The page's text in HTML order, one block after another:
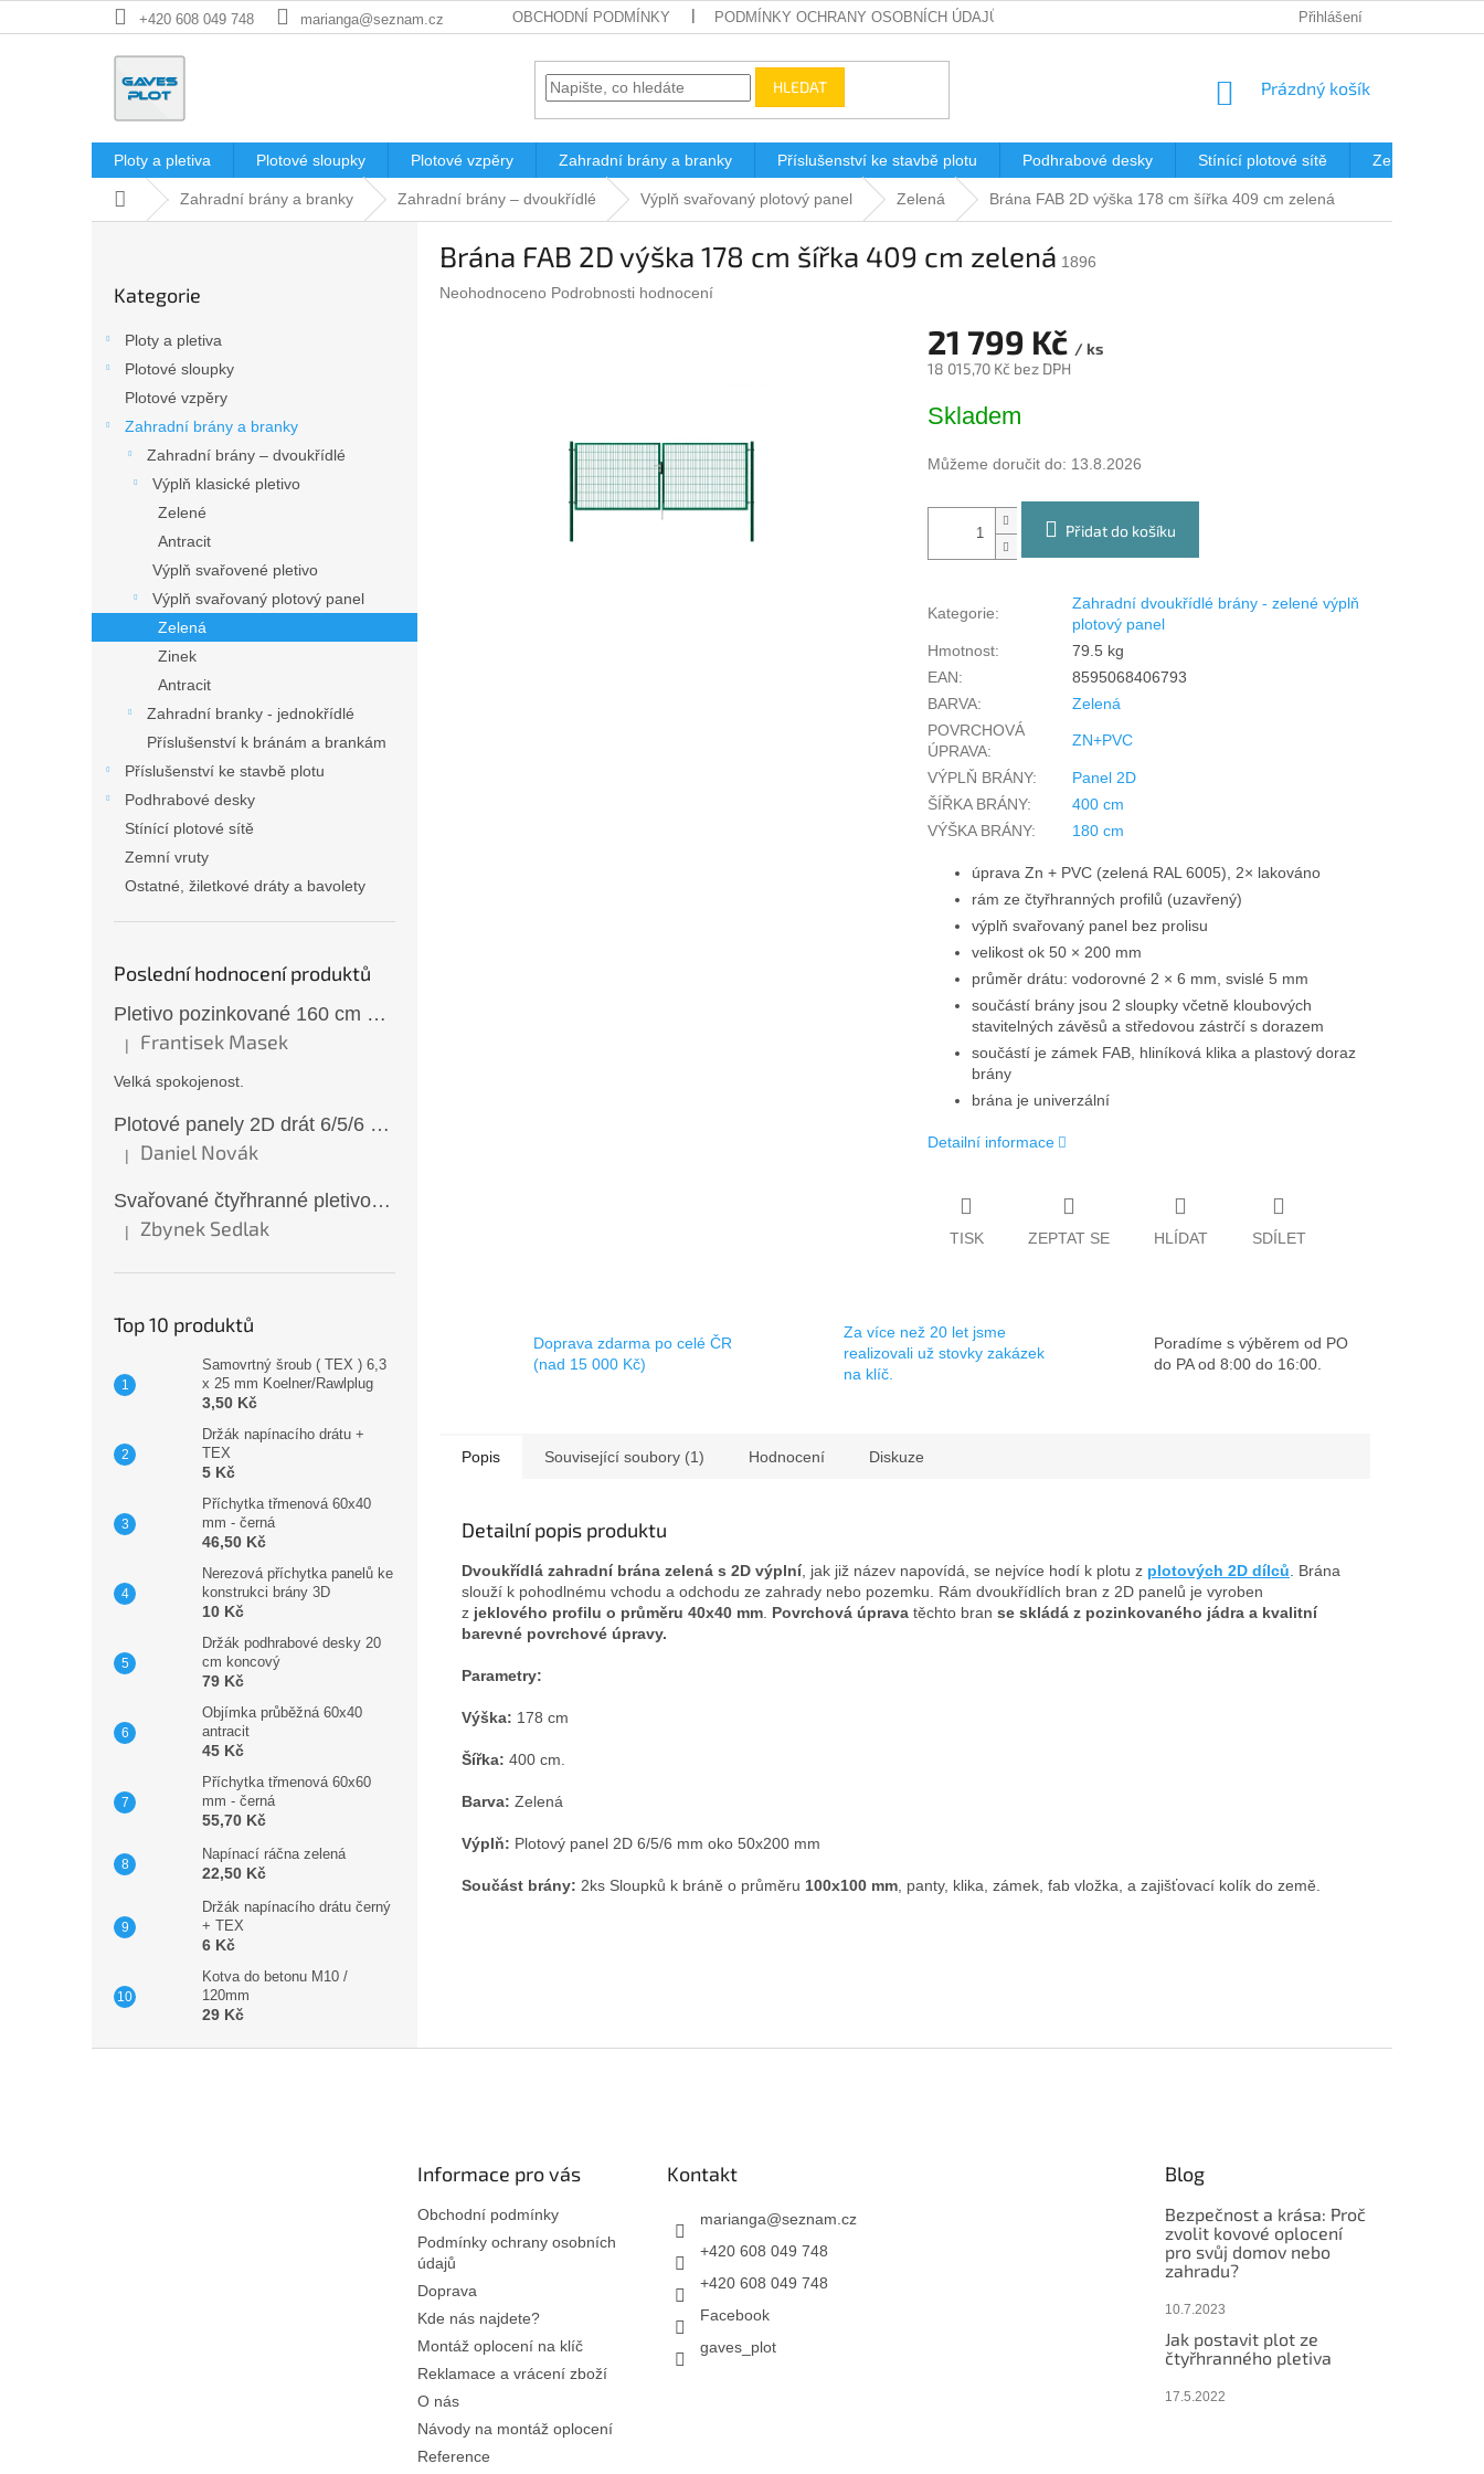
na
+420 608 049 748 marianga@seznam.cz OBCHODNÍ PODMÍNKY PODMÍNKY OCHRANY OSOBNÍCH ÚDAJŮ MONTÁŽ
Přihlášení
HLEDAT
NÁKUPNÍ
Prázdný košík
Ploty a pletiva Plotové sloupky Plotové vzpěry Zahradní brány a branky Příslušenství ke stavbě plotu Podhrabové desky Stínící plotové sítě Zemní vruty
Domů Zahradní brány a branky Zahradní brány – dvoukřídlé Výplň svařovaný plotový panel Zelená Brána FAB 2D výška 178 cm šířka 409 cm zelená
kategorie
Kategorie
Ploty a pletiva
Plotové sloupky
Plotové vzpěry
Zahradní brány a branky
Zahradní brány – dvoukřídlé
Výplň klasické pletivo
Zelené
Antracit
Výplň svařovené pletivo
Výplň svařovaný plotový panel
Zelená
Zinek
Antracit
Zahradní branky - jednokřídlé
Příslušenství k bránám a brankám
Příslušenství ke stavbě plotu
Podhrabové desky
Stínící plotové sítě
Zemní vruty
Ostatné, žiletkové dráty a bavolety
Poslední hodnocení produktů
Pletivo pozinkované 160 cm 50×50/2,5 mm bez zapleteného drátu
Hodnocení produktu je 5 z 5 hvězdiček.
| Frantisek Masek
Velká spokojenost.
Plotové panely 2D drát 6/5/6 mm antracit 163 cm
Hodnocení produktu je 5 z 5 hvězdiček.
| Daniel Novák
Svařované čtyřhranné pletivo ZN oko 6x6 mm Ø 0,65 mm 100 cm
Hodnocení produktu je 5 z 5 hvězdiček.
| Zbynek Sedlak
Top 10 produktů
Samovrtný šroub ( TEX ) 6,3
x 25 mm Koelner/Rawlplug
3,50 Kč
Držák napínacího drátu +
TEX
5 Kč
Příchytka třmenová 60x40
mm - černá
46,50 Kč
Nerezová příchytka panelů ke
konstrukci brány 3D
10 Kč
Držák podhrabové desky 20
cm koncový
79 Kč
Objímka průběžná 60x40
antracit
45 Kč
Příchytka třmenová 60x60
mm - černá
55,70 Kč
Napínací ráčna zelená
22,50 Kč
Držák napínacího drátu černý
+ TEX
6 Kč
Kotva do betonu M10 /
120mm
29 Kč
Brána FAB 2D výška 178 cm šířka 409 cm zelená 1896
Průměrné
Neohodnoceno Podrobnosti hodnocení
21 799 Kč / ks
18 015,70 Kč bez DPH
cena:
Skladem
Můžeme doručit do: 13.8.2026
Přidat do košíku
Kategorie:
Zahradní dvoukřídlé brány - zelené výplň
plotový panel
Hmotnost:
79.5 kg
EAN:
8595068406793
BARVA:
Zelená
POVRCHOVÁ
ÚPRAVA:
ZN+PVC
VÝPLŇ BRÁNY:
Panel 2D
ŠÍŘKA BRÁNY:
400 cm
VÝŠKA BRÁNY: 180 cm
úprava Zn + PVC (zelená RAL 6005), 2× lakováno
rám ze čtyřhranných profilů (uzavřený)
výplň svařovaný panel bez prolisu
velikost ok 50 × 200 mm
průměr drátu: vodorovné 2 × 6 mm, svislé 5 mm
součástí brány jsou 2 sloupky včetně kloubových
stavitelných závěsů a středovou zástrčí s dorazem
součástí je zámek FAB, hliníková klika a plastový doraz
brány
brána je univerzální
Detailní informace
TISK ZEPTAT SE HLÍDAT SDÍLET
Doprava zdarma po celé ČR
(nad 15 000 Kč)
Za více než 20 let jsme
realizovali už stovky zakázek
na klíč.
Poradíme s výběrem od PO
do PA od 8:00 do 16:00.
Popis Související soubory (1) Hodnocení Diskuze
Detailní popis produktu
Dvoukřídlá zahradní brána zelená s 2D výplní, jak již název napovídá, se nejvíce hodí k plotu z plotových 2D dílců. Brána
slouží k pohodlnému vchodu a odchodu ze zahrady nebo pozemku. Rám dvoukřídlích bran z 2D panelů je vyroben
z jeklového profilu o průměru 40x40 mm. Povrchová úprava těchto bran se skládá z pozinkovaného jádra a kvalitní
barevné povrchové úpravy.
Parametry:
Výška: 178 cm
Šířka: 400 cm.
Barva: Zelená
Výplň: Plotový panel 2D 6/5/6 mm oko 50x200 mm
Součást brány: 2ks Sloupků k bráně o průměru 100x100 mm, panty, klika, zámek, fab vložka, a zajišťovací kolík do země.
Informace pro vás
Obchodní podmínky
Podmínky ochrany osobních
údajů
Doprava
Kde nás najdete?
Montáž oplocení na klíč
Reklamace a vrácení zboží
O nás
Návody na montáž oplocení
Reference
Kontakt
marianga@seznam.cz
+420 608 049 748
+420 608 049 748
Facebook
gaves_plot
Blog
Bezpečnost a krása: Proč
zvolit kovové oplocení
pro svůj domov nebo
zahradu?
10.7.2023
Jak postavit plot ze
čtyřhranného pletiva
17.5.2022